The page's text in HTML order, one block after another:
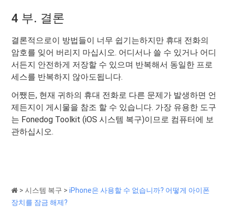
4 부. 결론
결론적으로이 방법들이 너무 쉽기는하지만 휴대 전화의
암호를 잊어 버리지 마십시오. 어디서나 쓸 수 있거나 어디
서든지 안전하게 저장할 수 있으며 반복해서 동일한 프로
세스를 반복하지 않아도됩니다.
어쨌든, 현재 귀하의 휴대 전화로 다른 문제가 발생하면 언
제든지이 게시물을 참조 할 수 있습니다. 가장 유용한 도구
는 Fonedog Toolkit (iOS 시스템 복구)이므로 컴퓨터에 보
관하십시오.
>시스템 복구 >iPhone은 사용할 수 없습니까? 어떻게 아이폰
장치를 잠금 해제?